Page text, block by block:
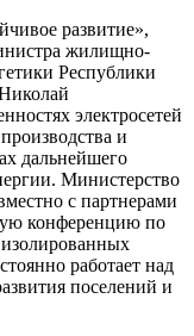
развитие»,
жилищно-
Республики
электросетей
и
дальнейшего
Министерство
с партнерами
конференцию по
работает над
поселений и